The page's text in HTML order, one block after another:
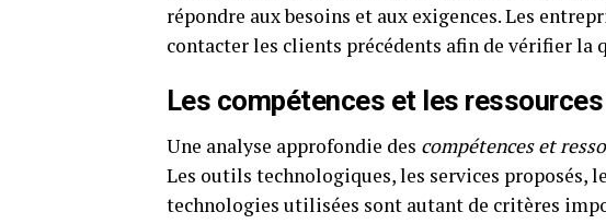
répondre aux besoins et aux exigences. Les
contacter les clients précédents afin de vérifier la
Les compétences et les
Une analyse approfondie des compétences et
Les outils technologiques, les services proposés,
technologies utilisées sont autant de critères